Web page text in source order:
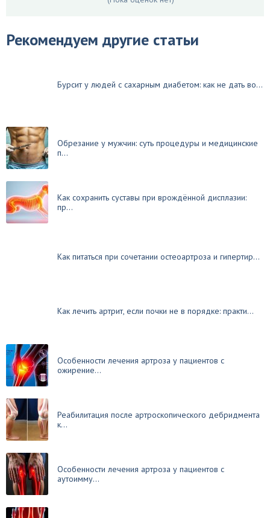
Рекомендуем другие статьи
Бурсит у людей с сахарным диабетом: как не дать во...
Обрезание у мужчин: суть процедуры и медицинские
п...
Как сохранить суставы при врождённой дисплазии:
пр...
Как питаться при сочетании остеоартроза и гипертир...
Как лечить артрит, если почки не в порядке: практи...
Особенности лечения артроза у пациентов с
ожирение...
Реабилитация после артроскопического дебридмента
к...
Особенности лечения артроза у пациентов с
аутоимму...